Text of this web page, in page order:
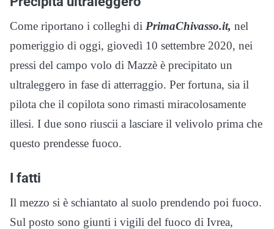
Come riportano i colleghi di PrimaChivasso.it, nel
pomeriggio di oggi, giovedì 10 settembre 2020, nei
pressi del campo volo di Mazzè è precipitato un
ultraleggero in fase di atterraggio. Per fortuna, sia il
pilota che il copilota sono rimasti miracolosamente
illesi. I due sono riuscii a lasciare il velivolo prima che
questo prendesse fuoco.
I fatti
Il mezzo si è schiantato al suolo prendendo poi fuoco.
Sul posto sono giunti i vigili del fuoco di Ivrea,